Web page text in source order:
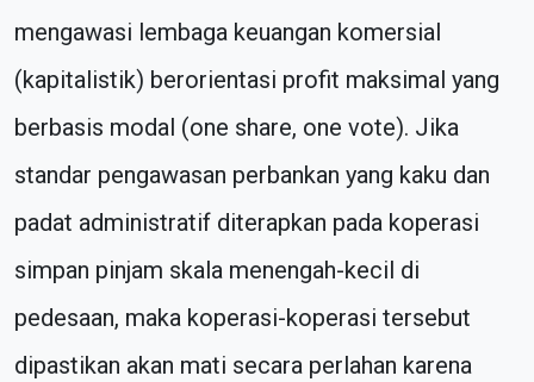
mengawasi lembaga keuangan komersial
(kapitalistik) berorientasi profit maksimal yang
berbasis modal (one share, one vote). Jika
standar pengawasan perbankan yang kaku dan
padat administratif diterapkan pada koperasi
simpan pinjam skala menengah-kecil di
pedesaan, maka koperasi-koperasi tersebut
dipastikan akan mati secara perlahan karena